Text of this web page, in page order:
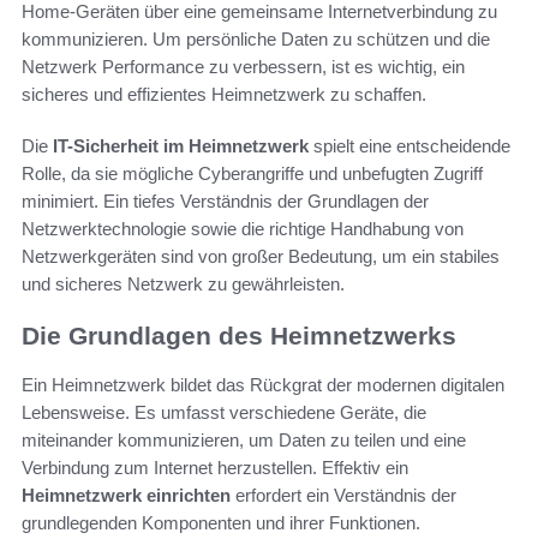
Home-Geräten über eine gemeinsame Internetverbindung zu
kommunizieren. Um persönliche Daten zu schützen und die
Netzwerk Performance zu verbessern, ist es wichtig, ein
sicheres und effizientes Heimnetzwerk zu schaffen.
Die IT-Sicherheit im Heimnetzwerk spielt eine entscheidende
Rolle, da sie mögliche Cyberangriffe und unbefugten Zugriff
minimiert. Ein tiefes Verständnis der Grundlagen der
Netzwerktechnologie sowie die richtige Handhabung von
Netzwerkgeräten sind von großer Bedeutung, um ein stabiles
und sicheres Netzwerk zu gewährleisten.
Die Grundlagen des Heimnetzwerks
Ein Heimnetzwerk bildet das Rückgrat der modernen digitalen
Lebensweise. Es umfasst verschiedene Geräte, die
miteinander kommunizieren, um Daten zu teilen und eine
Verbindung zum Internet herzustellen. Effektiv ein
Heimnetzwerk einrichten erfordert ein Verständnis der
grundlegenden Komponenten und ihrer Funktionen.